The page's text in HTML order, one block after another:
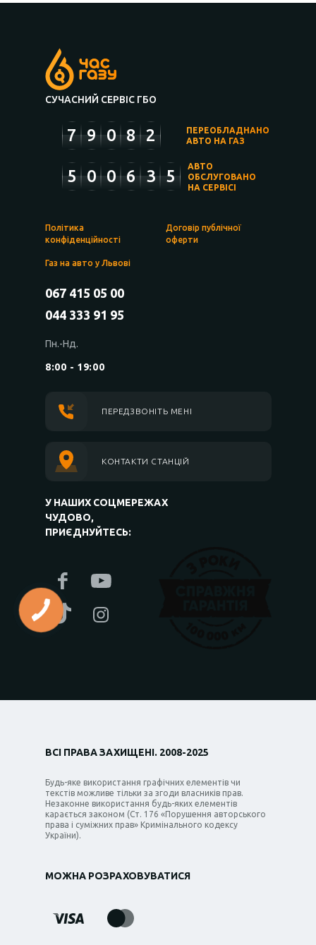
СУЧАСНИЙ СЕРВІС ГБО
7 9 0 8 2
ПЕРЕОБЛАДНАНО
АВТО НА ГАЗ
5 0 0 6 3 5
АВТО
ОБСЛУГОВАНО
НА СЕРВІСІ
Політика
конфіденційності
Договір публічної
оферти
Газ на авто у Львові
067 415 05 00
044 333 91 95
Пн.-Нд.
8:00 - 19:00
ПЕРЕДЗВОНІТЬ МЕНІ
КОНТАКТИ СТАНЦІЙ
У НАШИХ СОЦМЕРЕЖАХ
ЧУДОВО,
ПРИЄДНУЙТЕСЬ:
ВСІ ПРАВА ЗАХИЩЕНІ. 2008-2025
Будь-яке використання графічних елементів чи
текстів можливе тільки за згоди власників прав.
Незаконне використання будь-яких елементів
карається законом (Ст. 176 «Порушення авторського
права і суміжних прав» Кримінального кодексу
України).
МОЖНА РОЗРАХОВУВАТИСЯ